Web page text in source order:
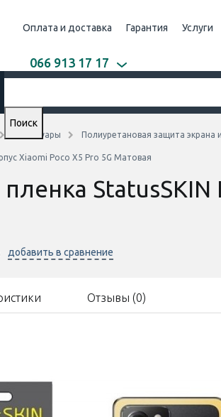
Оплата и доставка Гарантия Услуги
066 913 17 17
Поиск
Аксессуары Полиуретановая защита экрана
Xiaomi Poco X5 Pro 5G Матовая
добавить в сравнение
Отзывы (0)